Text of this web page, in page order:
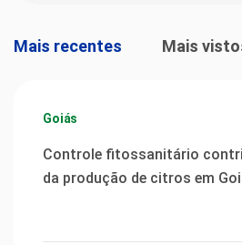
Mais recentes Mais
Goiás
Controle fitossanitário
da produção de citros em